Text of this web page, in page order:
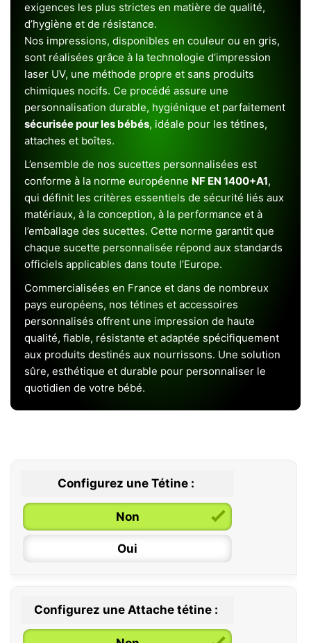
exigences les plus strictes en matière de qualité,
d’hygiène et de résistance.
Nos impressions, disponibles en couleur ou en gris,
sont réalisées grâce à la technologie d’impression
laser UV, une méthode propre et sans produits
chimiques nocifs. Ce procédé assure une
personnalisation durable, hygiénique et parfaitement
sécurisée pour les bébés, idéale pour les tétines,
attaches et boîtes.
L’ensemble de nos sucettes personnalisées est
conforme à la norme européenne NF EN 1400+A1,
qui définit les critères essentiels de sécurité liés aux
matériaux, à la conception, à la performance et à
l’emballage des sucettes. Cette norme garantit que
chaque sucette personnalisée répond aux standards
officiels applicables dans toute l’Europe.
Commercialisées en France et dans de nombreux
pays européens, nos tétines et accessoires
personnalisés offrent une impression de haute
qualité, fiable, résistante et adaptée spécifiquement
aux produits destinés aux nourrissons. Une solution
sûre, esthétique et durable pour personnaliser le
quotidien de votre bébé.
Configurez une Tétine :
Non
Oui
0 / 6 mois
Configurez une Attache tétine :